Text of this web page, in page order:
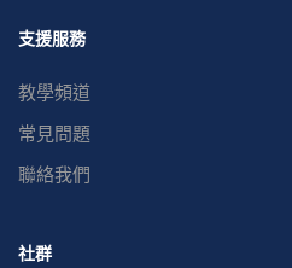
支援服務
教學頻道
常見問題
聯絡我們
社群